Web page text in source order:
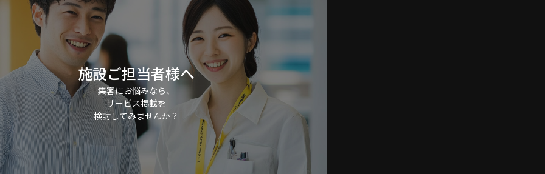
施設ご担当者様へ
集客にお悩みなら、
サービス掲載を
検討してみませんか？